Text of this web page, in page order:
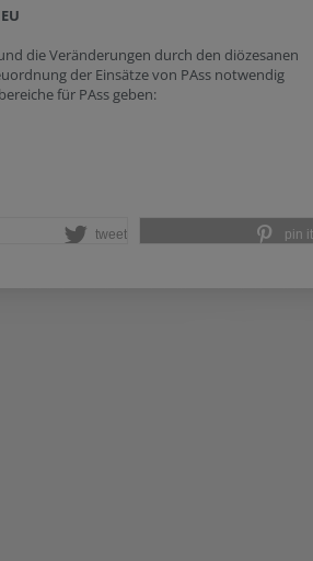
die Veränderungen durch den diözesanen
der Einsätze von PAss notwendig
für PAss geben:
tweet pin it